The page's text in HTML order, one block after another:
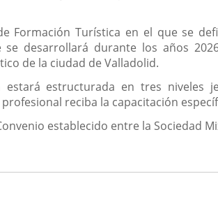
Formación Turística en el que se
se desarrollará durante los años
de la ciudad de Valladolid.
estructurada en tres niveles
reciba la capacitación
establecido entre la Sociedad